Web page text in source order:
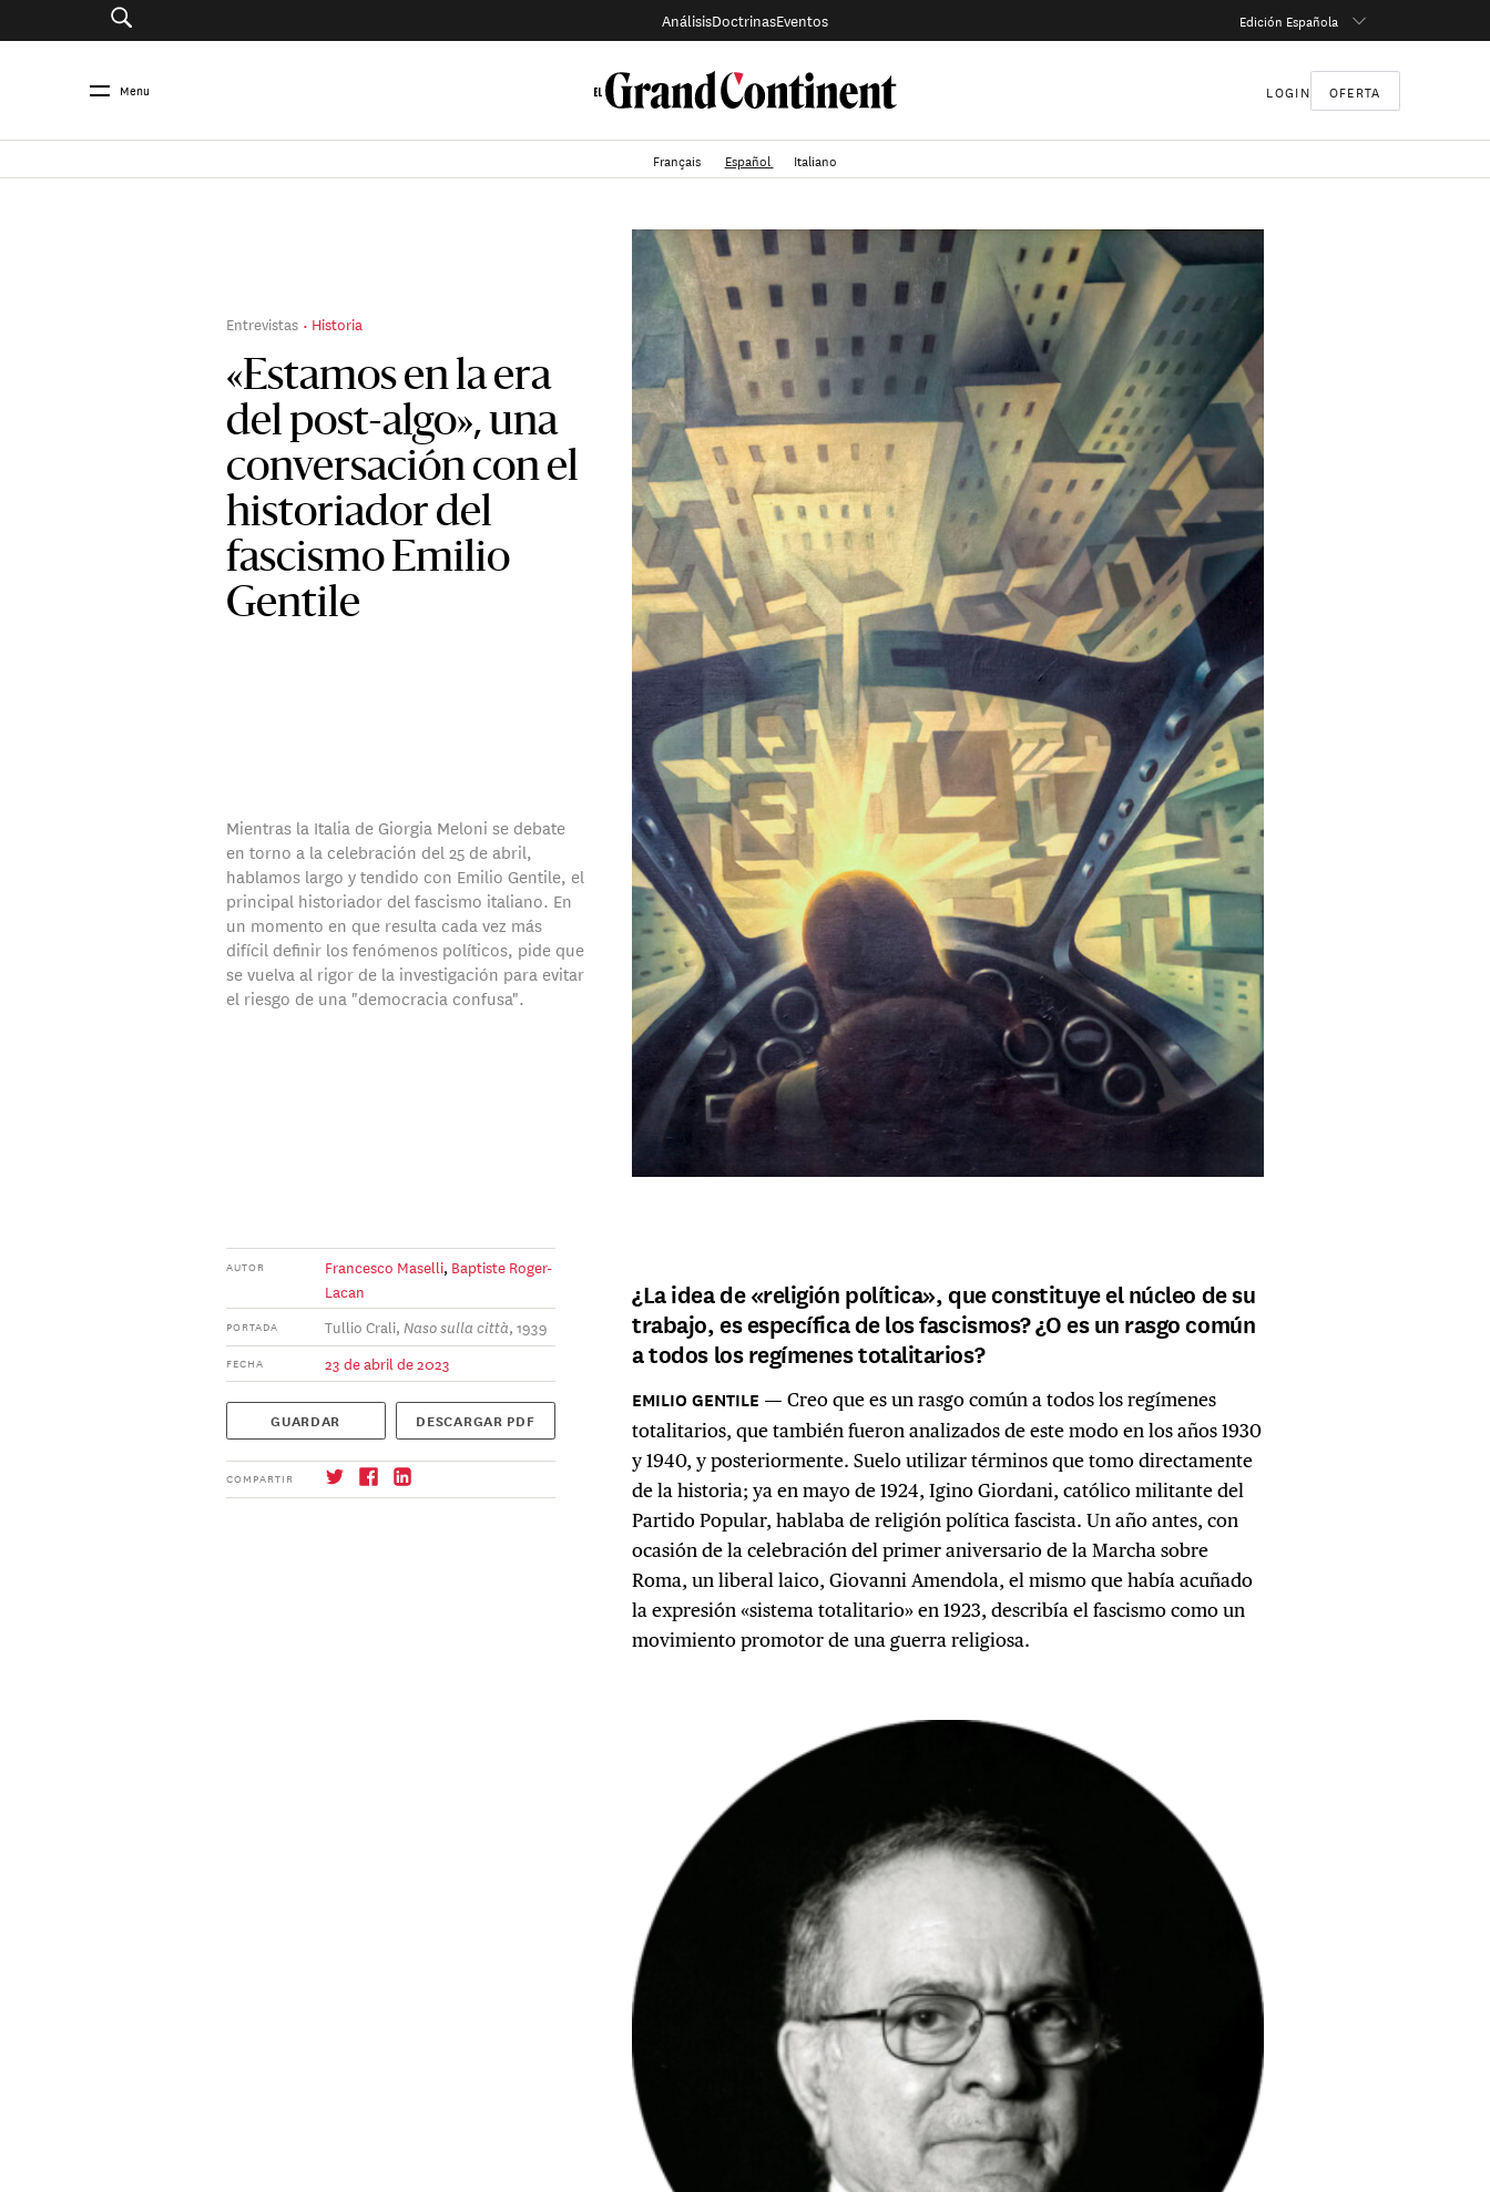
AnálisisDoctrinasEventos Edición Española
Menu LOGIN OFERTA
Français Español Italiano
«Estamos en la era
del post-algo», una
conversación con el
historiador del
fascismo Emilio
Gentile
Entrevistas Historia
Mientras la Italia de Giorgia Meloni se debate
en torno a la celebración del 25 de abril,
hablamos largo y tendido con Emilio Gentile, el
principal historiador del fascismo italiano. En
un momento en que resulta cada vez más
difícil definir los fenómenos políticos, pide que
se vuelva al rigor de la investigación para evitar
el riesgo de una "democracia confusa".
AUTOR Francesco Maselli, Baptiste Roger-
Lacan
PORTADA Tullio Crali,Naso sulla città, 1939
FECHA 23 de abril de 2023
GUARDAR DESCARGAR PDF
COMPARTIR
¿La idea de «religión política», que constituye el núcleo de su
trabajo, es específica de los fascismos? ¿O es un rasgo común
a todos los regímenes totalitarios?
Creo que es un rasgo común a todos los regímenes
totalitarios, que también fueron analizados de este modo en los años 1930
y 1940, y posteriormente. Suelo utilizar términos que tomo directamente
de la historia; ya en mayo de 1924, Igino Giordani, católico militante del
Partido Popular, hablaba de religión política fascista. Un año antes, con
ocasión de la celebración del primer aniversario de la Marcha sobre
Roma, un liberal laico, Giovanni Amendola, el mismo que había acuñado
la expresión «sistema totalitario» en 1923, describía el fascismo como un
movimiento promotor de una guerra religiosa.